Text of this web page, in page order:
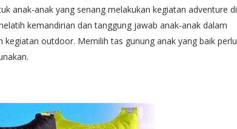
anak-anak yang senang melakukan kegiatan adventure di
kemandirian dan tanggung jawab anak-anak dalam
outdoor. Memilih tas gunung anak yang baik perlu